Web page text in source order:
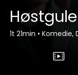
1t 21min • Komedie,